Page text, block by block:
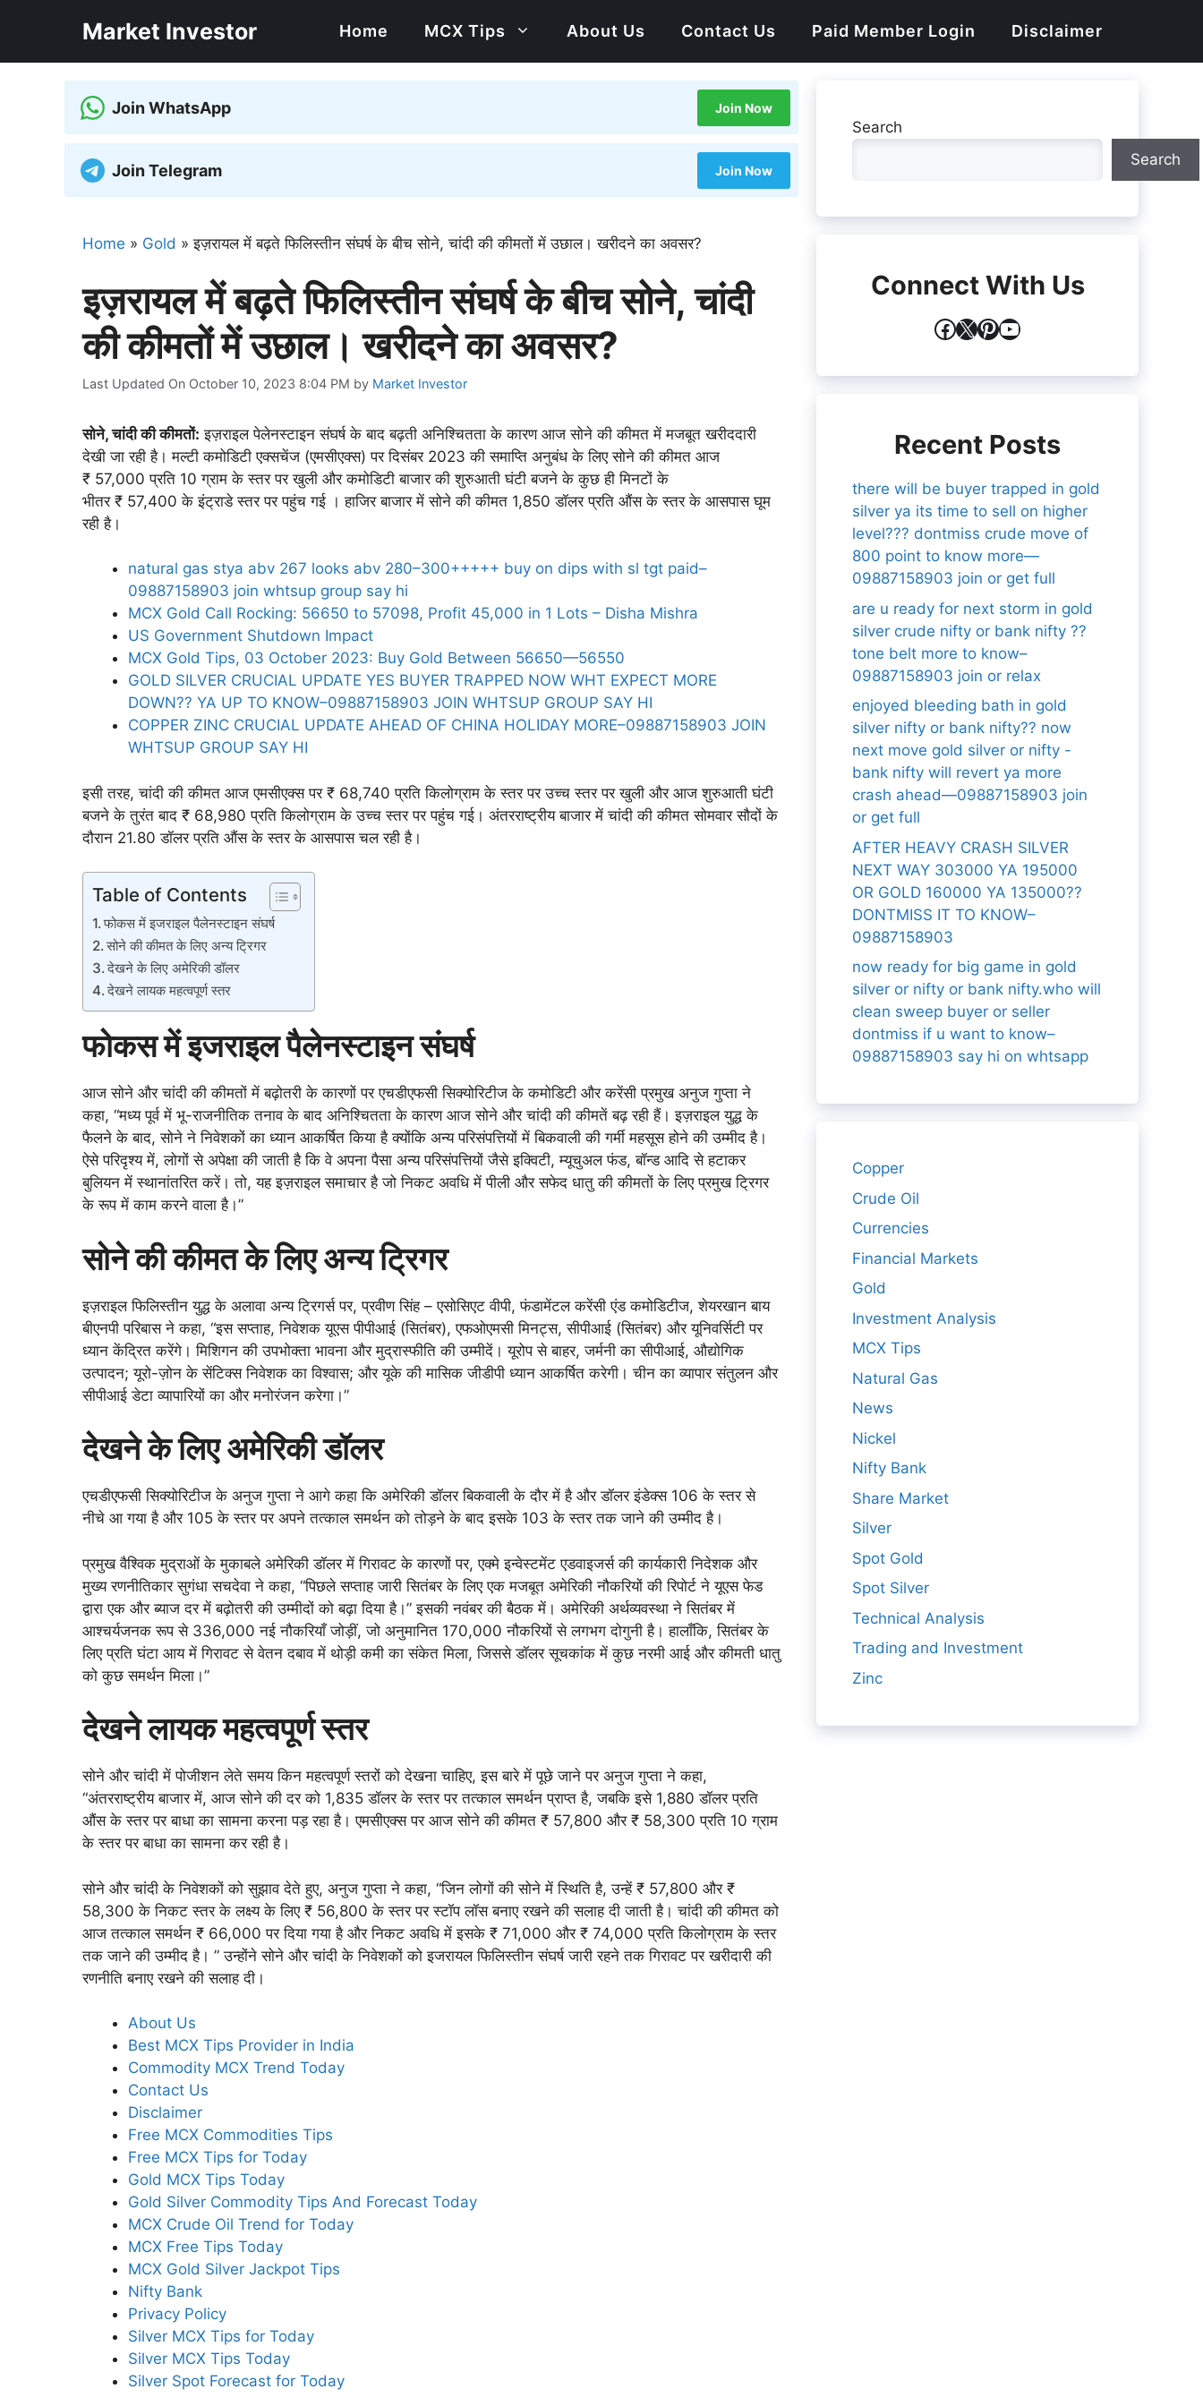
Market Investor Home MCX Tips About Us Contact Us Paid Member Login Disclaimer
Join WhatsApp Join Now
Join Telegram Join Now
Home » Gold »इज़रायल में बढ़ते फिलिस्तीन संघर्ष के बीच सोने, चांदी की कीमतों में उछाल। खरीदने का अवसर?
इज़रायल में बढ़ते फिलिस्तीन संघर्ष के बीच सोने, चांदी
की कीमतों में उछाल। खरीदने का अवसर?
Last Updated On October 10, 2023 8:04 PM by Market Investor
सोने, चांदी की कीमतों: इज़राइल पेलेनस्टाइन संघर्ष के बाद बढ़ती अनिश्चितता के कारण आज सोने की कीमत में मजबूत खरीददारी
देखी जा रही है। मल्टी कमोडिटी एक्सचेंज (एमसीएक्स) पर दिसंबर 2023 की समाप्ति अनुबंध के लिए सोने की कीमत आज
₹ 57,000 प्रति 10 ग्राम के स्तर पर खुली और कमोडिटी बाजार की शुरुआती घंटी बजने के कुछ ही मिनटों के
भीतर ₹ 57,400 के इंट्राडे स्तर पर पहुंच गई । हाजिर बाजार में सोने की कीमत 1,850 डॉलर प्रति औंस के स्तर के आसपास घूम
रही है।
natural gas stya abv 267 looks abv 280–300+++++ buy on dips with sl tgt paid–
09887158903 join whtsup group say hi
MCX Gold Call Rocking: 56650 to 57098, Profit 45,000 in 1 Lots – Disha Mishra
US Government Shutdown Impact
MCX Gold Tips, 03 October 2023: Buy Gold Between 56650—56550
GOLD SILVER CRUCIAL UPDATE YES BUYER TRAPPED NOW WHT EXPECT MORE
DOWN?? YA UP TO KNOW–09887158903 JOIN WHTSUP GROUP SAY HI
COPPER ZINC CRUCIAL UPDATE AHEAD OF CHINA HOLIDAY MORE–09887158903 JOIN
WHTSUP GROUP SAY HI
इसी तरह, चांदी की कीमत आज एमसीएक्स पर ₹ 68,740 प्रति किलोग्राम के स्तर पर उच्च स्तर पर खुली और आज शुरुआती घंटी
बजने के तुरंत बाद ₹ 68,980 प्रति किलोग्राम के उच्च स्तर पर पहुंच गई। अंतरराष्ट्रीय बाजार में चांदी की कीमत सोमवार सौदों के
दौरान 21.80 डॉलर प्रति औंस के स्तर के आसपास चल रही है।
Table of Contents
फोकस में इजराइल पैलेनस्टाइन संघर्ष
सोने की कीमत के लिए अन्य ट्रिगर
देखने के लिए अमेरिकी डॉलर
देखने लायक महत्वपूर्ण स्तर
फोकस में इजराइल पैलेनस्टाइन संघर्ष
आज सोने और चांदी की कीमतों में बढ़ोतरी के कारणों पर एचडीएफसी सिक्योरिटीज के कमोडिटी और करेंसी प्रमुख अनुज गुप्ता ने
कहा, “मध्य पूर्व में भू-राजनीतिक तनाव के बाद अनिश्चितता के कारण आज सोने और चांदी की कीमतें बढ़ रही हैं। इज़राइल युद्ध के
फैलने के बाद, सोने ने निवेशकों का ध्यान आकर्षित किया है क्योंकि अन्य परिसंपत्तियों में बिकवाली की गर्मी महसूस होने की उम्मीद है।
ऐसे परिदृश्य में, लोगों से अपेक्षा की जाती है कि वे अपना पैसा अन्य परिसंपत्तियों जैसे इक्विटी, म्यूचुअल फंड, बॉन्ड आदि से हटाकर
बुलियन में स्थानांतरित करें। तो, यह इज़राइल समाचार है जो निकट अवधि में पीली और सफेद धातु की कीमतों के लिए प्रमुख ट्रिगर
के रूप में काम करने वाला है।”
सोने की कीमत के लिए अन्य ट्रिगर
इज़राइल फिलिस्तीन युद्ध के अलावा अन्य ट्रिगर्स पर, प्रवीण सिंह – एसोसिएट वीपी, फंडामेंटल करेंसी एंड कमोडिटीज, शेयरखान बाय
बीएनपी परिबास ने कहा, “इस सप्ताह, निवेशक यूएस पीपीआई (सितंबर), एफओएमसी मिनट्स, सीपीआई (सितंबर) और यूनिवर्सिटी पर
ध्यान केंद्रित करेंगे। मिशिगन की उपभोक्ता भावना और मुद्रास्फीति की उम्मीदें। यूरोप से बाहर, जर्मनी का सीपीआई, औद्योगिक
उत्पादन; यूरो-ज़ोन के सेंटिक्स निवेशक का विश्वास; और यूके की मासिक जीडीपी ध्यान आकर्षित करेगी। चीन का व्यापार संतुलन और
सीपीआई डेटा व्यापारियों का और मनोरंजन करेगा।”
देखने के लिए अमेरिकी डॉलर
एचडीएफसी सिक्योरिटीज के अनुज गुप्ता ने आगे कहा कि अमेरिकी डॉलर बिकवाली के दौर में है और डॉलर इंडेक्स 106 के स्तर से
नीचे आ गया है और 105 के स्तर पर अपने तत्काल समर्थन को तोड़ने के बाद इसके 103 के स्तर तक जाने की उम्मीद है।
प्रमुख वैश्विक मुद्राओं के मुकाबले अमेरिकी डॉलर में गिरावट के कारणों पर, एक्मे इन्वेस्टमेंट एडवाइजर्स की कार्यकारी निदेशक और
मुख्य रणनीतिकार सुगंधा सचदेवा ने कहा, “पिछले सप्ताह जारी सितंबर के लिए एक मजबूत अमेरिकी नौकरियों की रिपोर्ट ने यूएस फेड
द्वारा एक और ब्याज दर में बढ़ोतरी की उम्मीदों को बढ़ा दिया है।” इसकी नवंबर की बैठक में। अमेरिकी अर्थव्यवस्था ने सितंबर में
आश्चर्यजनक रूप से 336,000 नई नौकरियाँ जोड़ीं, जो अनुमानित 170,000 नौकरियों से लगभग दोगुनी है। हालाँकि, सितंबर के
लिए प्रति घंटा आय में गिरावट से वेतन दबाव में थोड़ी कमी का संकेत मिला, जिससे डॉलर सूचकांक में कुछ नरमी आई और कीमती धातु
को कुछ समर्थन मिला।”
देखने लायक महत्वपूर्ण स्तर
सोने और चांदी में पोजीशन लेते समय किन महत्वपूर्ण स्तरों को देखना चाहिए, इस बारे में पूछे जाने पर अनुज गुप्ता ने कहा,
“अंतरराष्ट्रीय बाजार में, आज सोने की दर को 1,835 डॉलर के स्तर पर तत्काल समर्थन प्राप्त है, जबकि इसे 1,880 डॉलर प्रति
औंस के स्तर पर बाधा का सामना करना पड़ रहा है। एमसीएक्स पर आज सोने की कीमत ₹ 57,800 और ₹ 58,300 प्रति 10 ग्राम
के स्तर पर बाधा का सामना कर रही है।
सोने और चांदी के निवेशकों को सुझाव देते हुए, अनुज गुप्ता ने कहा, “जिन लोगों की सोने में स्थिति है, उन्हें ₹ 57,800 और ₹
58,300 के निकट स्तर के लक्ष्य के लिए ₹ 56,800 के स्तर पर स्टॉप लॉस बनाए रखने की सलाह दी जाती है। चांदी की कीमत को
आज तत्काल समर्थन ₹ 66,000 पर दिया गया है और निकट अवधि में इसके ₹ 71,000 और ₹ 74,000 प्रति किलोग्राम के स्तर
तक जाने की उम्मीद है। ” उन्होंने सोने और चांदी के निवेशकों को इजरायल फिलिस्तीन संघर्ष जारी रहने तक गिरावट पर खरीदारी की
रणनीति बनाए रखने की सलाह दी।
About Us
Best MCX Tips Provider in India
Commodity MCX Trend Today
Contact Us
Disclaimer
Free MCX Commodities Tips
Free MCX Tips for Today
Gold MCX Tips Today
Gold Silver Commodity Tips And Forecast Today
MCX Crude Oil Trend for Today
MCX Free Tips Today
MCX Gold Silver Jackpot Tips
Nifty Bank
Privacy Policy
Silver MCX Tips for Today
Silver MCX Tips Today
Silver Spot Forecast for Today
Search
Search
Connect With Us
Facebook
X Pinterest
YouTube
Recent Posts
there will be buyer trapped in gold
silver ya its time to sell on higher
level??? dontmiss crude move of
800 point to know more—
09887158903 join or get full
are u ready for next storm in gold
silver crude nifty or bank nifty ??
tone belt more to know–
09887158903 join or relax
enjoyed bleeding bath in gold
silver nifty or bank nifty?? now
next move gold silver or nifty -
bank nifty will revert ya more
crash ahead—09887158903 join
or get full
AFTER HEAVY CRASH SILVER
NEXT WAY 303000 YA 195000
OR GOLD 160000 YA 135000??
DONTMISS IT TO KNOW–
09887158903
now ready for big game in gold
silver or nifty or bank nifty.who will
clean sweep buyer or seller
dontmiss if u want to know–
09887158903 say hi on whtsapp
Copper
Crude Oil
Currencies
Financial Markets
Gold
Investment Analysis
MCX Tips
Natural Gas
News
Nickel
Nifty Bank
Share Market
Silver
Spot Gold
Spot Silver
Technical Analysis
Trading and Investment
Zinc